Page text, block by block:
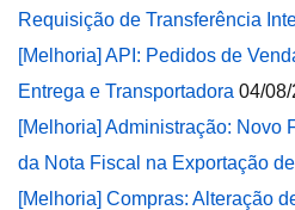
Requisição de Transferência
[Melhoria] API: Pedidos de
Entrega e Transportadora 04/
[Melhoria] Administração: Novo
da Nota Fiscal na Exportação
[Melhoria] Compras: Alteração